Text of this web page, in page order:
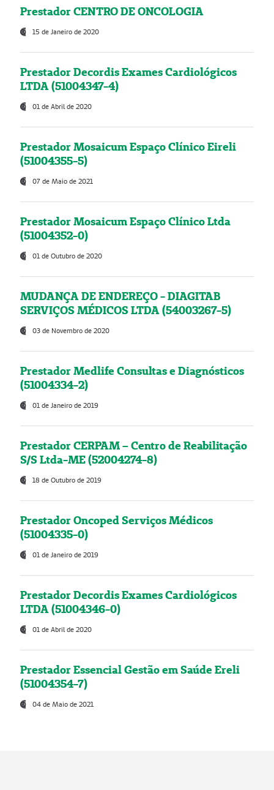
Prestador CENTRO DE ONCOLOGIA
15 de Janeiro de 2020
Prestador Decordis Exames Cardiológicos
LTDA (51004347-4)
01 de Abril de 2020
Prestador Mosaicum Espaço Clínico Eireli
(51004355-5)
07 de Maio de 2021
Prestador Mosaicum Espaço Clínico Ltda
(51004352-0)
01 de Outubro de 2020
MUDANÇA DE ENDEREÇO - DIAGITAB
SERVIÇOS MÉDICOS LTDA (54003267-5)
03 de Novembro de 2020
Prestador Medlife Consultas e Diagnósticos
(51004334-2)
01 de Janeiro de 2019
Prestador CERPAM – Centro de Reabilitação
S/S Ltda-ME (52004274-8)
18 de Outubro de 2019
Prestador Oncoped Serviços Médicos
(51004335-0)
01 de Janeiro de 2019
Prestador Decordis Exames Cardiológicos
LTDA (51004346-0)
01 de Abril de 2020
Prestador Essencial Gestão em Saúde Ereli
(51004354-7)
04 de Maio de 2021